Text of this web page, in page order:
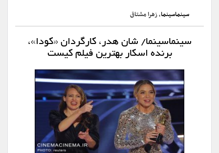
سینماسینما، زهرا مشتاق
سینماسینما/ شان هدر، کارگردان «کودا»،
برنده اسکار بهترین فیلم کیست